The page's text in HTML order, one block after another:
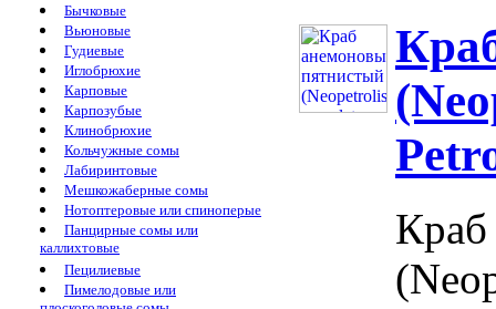
Бычковые
Вьюновые
Гудиевые
Иглобрюхие
Карповые
Карпозубые
Клинобрюхие
Кольчужные сомы
Лабиринтовые
Мешкожаберные сомы
Нотоптеровые или спиноперые
Панцирные сомы или
каллихтовые
Пецилиевые
Пимелодовые или